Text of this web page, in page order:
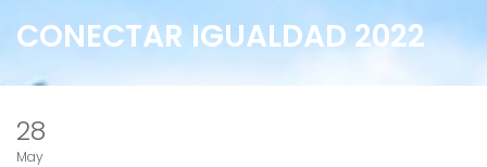
CONECTAR IGUALDAD 2022
28
May